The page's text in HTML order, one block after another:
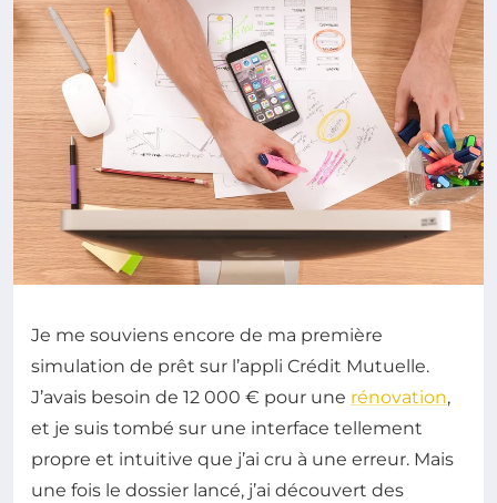
Je me souviens encore de ma première
simulation de prêt sur l’appli Crédit Mutuelle.
J’avais besoin de 12 000 € pour une rénovation,
et je suis tombé sur une interface tellement
propre et intuitive que j’ai cru à une erreur. Mais
une fois le dossier lancé, j’ai découvert des